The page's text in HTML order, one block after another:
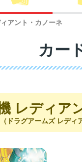
アント・カノーネ
カー
レディア
（ドラグアームズ レディ